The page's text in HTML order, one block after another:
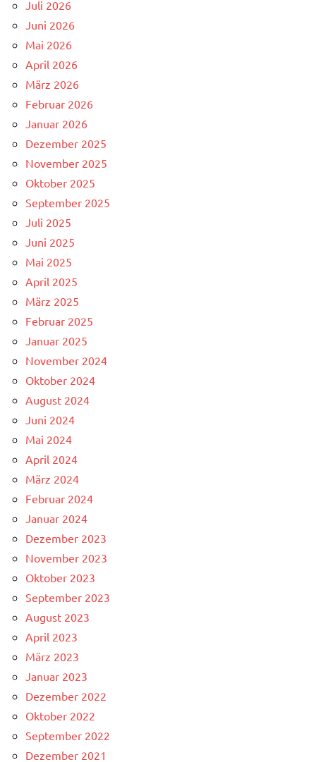
Juli 2026
Juni 2026
Mai 2026
April 2026
März 2026
Februar 2026
Januar 2026
Dezember 2025
November 2025
Oktober 2025
September 2025
Juli 2025
Juni 2025
Mai 2025
April 2025
März 2025
Februar 2025
Januar 2025
November 2024
Oktober 2024
August 2024
Juni 2024
Mai 2024
April 2024
März 2024
Februar 2024
Januar 2024
Dezember 2023
November 2023
Oktober 2023
September 2023
August 2023
April 2023
März 2023
Januar 2023
Dezember 2022
Oktober 2022
September 2022
Dezember 2021